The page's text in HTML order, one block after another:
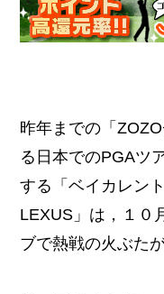
昨年までの「
る日本でのPGAツ
する「ベイカレン
LEXUS」は，１０
ブで熱戦の火ぶた